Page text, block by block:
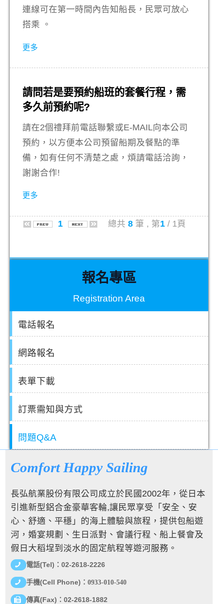
連線可在第一時間內告知船長，民眾可放心
搭乘 。
更多
請問若是要預約船班的套餐行程，需
多久前預約呢?
請在2個禮拜前電話聯繫或E-MAIL向本公司
預約，以方便本公司預留船期及餐點的準
備，如有任何不清楚之處，煩請電話洽詢，
謝謝合作!
更多
1 總共8 筆 , 第1/ 1頁
報名專區
Registration Area
電話報名
網路報名
表單下載
訂票需知與方式
問題Q&A
Comfort Happy Sailing
長弘航業股份有限公司成立於民國2002年，從日本
引進新型鋁合金豪華客輪,讓民眾享受「安全、安
心、舒適、平穩」的海上體驗與旅程，提供包船遊
河，婚宴規劃、生日派對、會議行程、船上餐會及
假日大稻埕到淡水的固定航程等遊河服務。
電話(Tel) ：02-2618-2226
手機(Cell Phone) ：0933-010-540
傳真(Fax) ：02-2618-1882